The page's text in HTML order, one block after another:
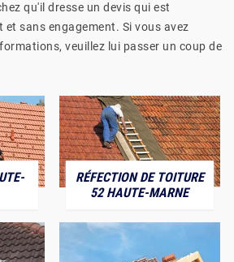
qu'il dresse un devis qui est
sans engagement. Si vous avez
veuillez lui passer un coup de
RÉFECTION DE TOITURE
52 HAUTE-MARNE